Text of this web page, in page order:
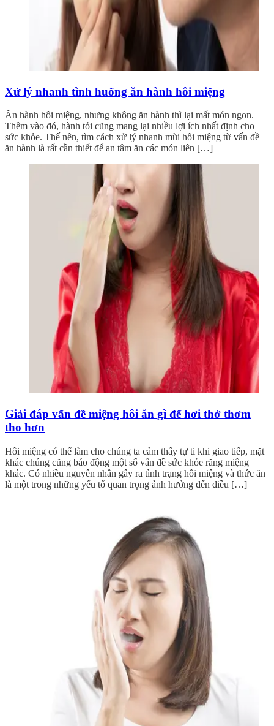
Xử lý nhanh tình huống ăn hành hôi miệng
Ăn hành hôi miệng, nhưng không ăn hành thì lại mất món ngon.
Thêm vào đó, hành tỏi cũng mang lại nhiều lợi ích nhất định cho
sức khỏe. Thế nên, tìm cách xử lý nhanh mùi hôi miệng từ vấn đề
ăn hành là rất cần thiết để an tâm ăn các món liên […]
Giải đáp vấn đề miệng hôi ăn gì để hơi thở thơm
tho hơn
Hôi miệng có thể làm cho chúng ta cảm thấy tự ti khi giao tiếp, mặt
khác chúng cũng báo động một số vấn đề sức khỏe răng miệng
khác. Có nhiều nguyên nhân gây ra tình trạng hôi miệng và thức ăn
là một trong những yếu tố quan trọng ảnh hưởng đến điều […]